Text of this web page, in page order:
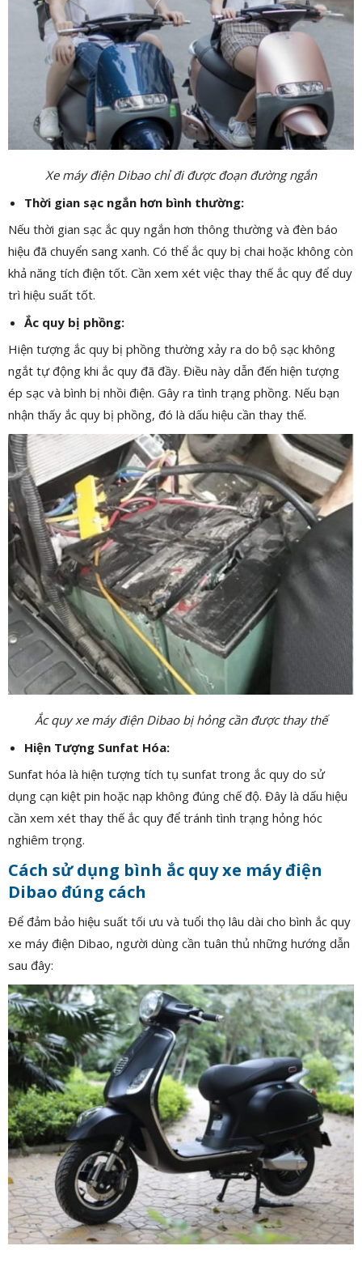
Xe máy điện Dibao chỉ đi được đoạn đường ngắn
Thời gian sạc ngắn hơn bình thường:
Nếu thời gian sạc ắc quy ngắn hơn thông thường và đèn báo
hiệu đã chuyển sang xanh. Có thể ắc quy bị chai hoặc không còn
khả năng tích điện tốt. Cần xem xét việc thay thế ắc quy để duy
trì hiệu suất tốt.
Ắc quy bị phồng:
Hiện tượng ắc quy bị phồng thường xảy ra do bộ sạc không
ngắt tự động khi ắc quy đã đầy. Điều này dẫn đến hiện tượng
ép sạc và bình bị nhồi điện. Gây ra tình trạng phồng. Nếu bạn
nhận thấy ắc quy bị phồng, đó là dấu hiệu cần thay thế.
Ắc quy xe máy điện Dibao bị hỏng cần được thay thế
Hiện Tượng Sunfat Hóa:
Sunfat hóa là hiện tượng tích tụ sunfat trong ắc quy do sử
dụng cạn kiệt pin hoặc nạp không đúng chế độ. Đây là dấu hiệu
cần xem xét thay thế ắc quy để tránh tình trạng hỏng hóc
nghiêm trọng.
Cách sử dụng bình ắc quy xe máy điện
Dibao đúng cách
Để đảm bảo hiệu suất tối ưu và tuổi thọ lâu dài cho bình ắc quy
xe máy điện Dibao, người dùng cần tuân thủ những hướng dẫn
sau đây: